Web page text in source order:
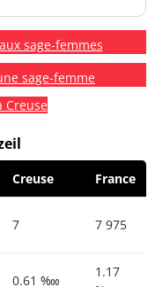
sage-femmes
sage-femme
Creuse
Creuse France
7 7 975
0.61 ‱
1.17